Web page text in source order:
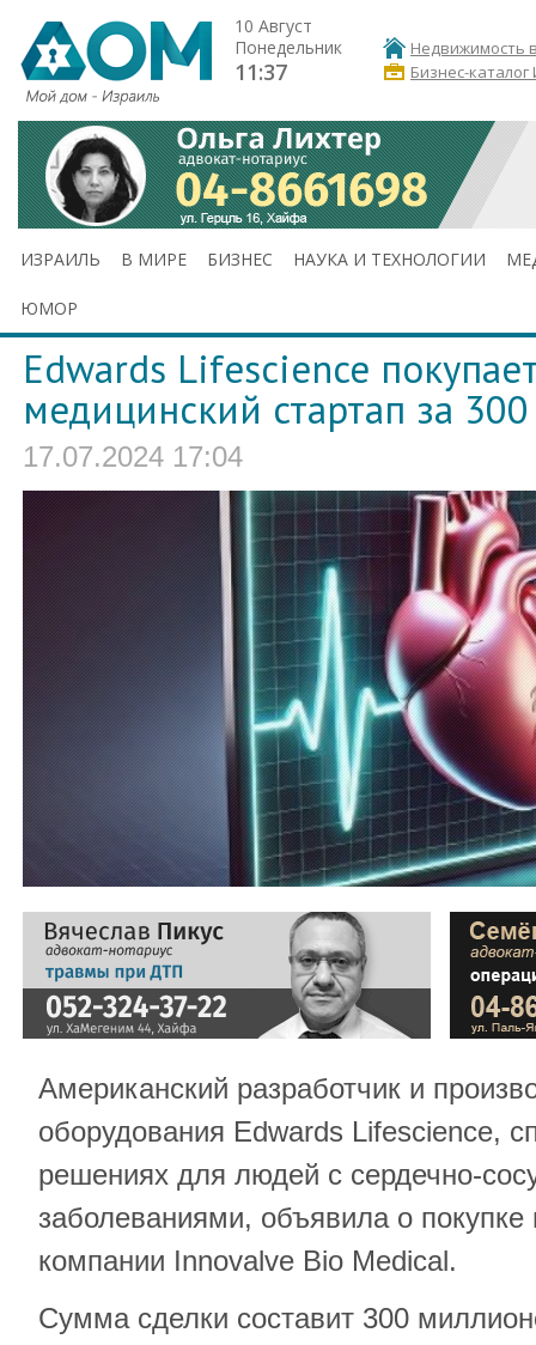
10 Август
Понедельник
11:37
Недвижимость
Бизнес-каталог
ИЗРАИЛЬ В МИРЕ БИЗНЕС НАУКА И ТЕХНОЛОГИИ
ЮМОР
Edwards Lifescience
медицинский стартап за
17.07.2024 17:04
Американский разработчик и
оборудования Edwards Lifescience,
решениях для людей с сердечно-
заболеваниями, объявила о покупке
компании Innovalve Bio Medical.
Сумма сделки составит 300